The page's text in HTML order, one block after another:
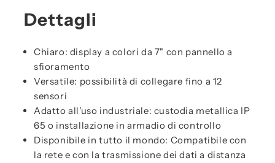
Dettagli
Chiaro: display a colori da 7" con pannello a
sfioramento
Versatile: possibilità di collegare fino a 12
sensori
Adatto all'uso industriale: custodia metallica IP
65 o installazione in armadio di controllo
Disponibile in tutto il mondo: Compatibile con
la rete e con la trasmissione dei dati a distanza